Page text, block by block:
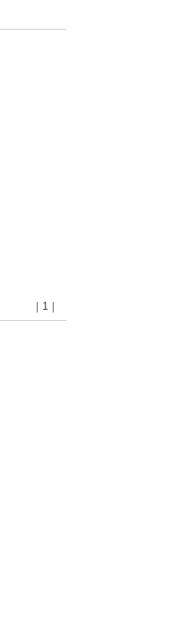
｜1｜